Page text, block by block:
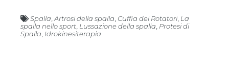
Spalla Artrosi della spalla Cuffia dei Rotatori, La
spalla nello sport Lussazione della spalla Protesi di
Spalla Idrokinesiterapia